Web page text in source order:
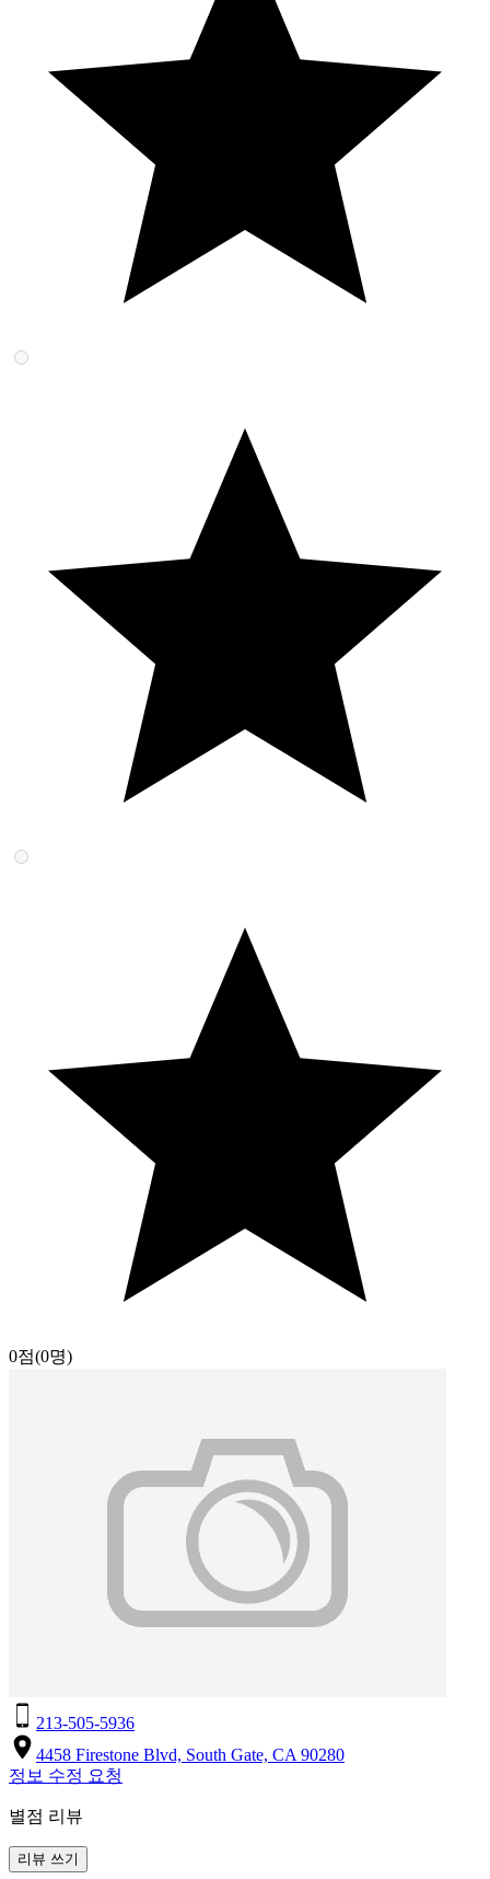
0점(0명)
213-505-5936
4458 Firestone Blvd, South Gate, CA 90280
정보 수정 요청
별점 리뷰
리뷰 쓰기